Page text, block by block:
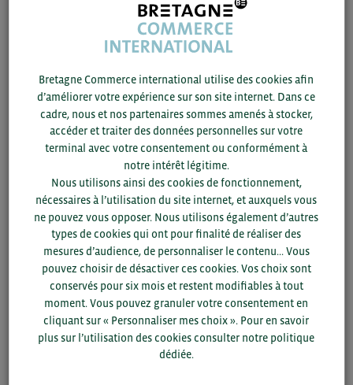
Jeudi 26 novembre 2020
14h00-16h00
M. Philippe BONNAFOUS
Responsable du pôle
d’action économique (PAE)
Mme Anne LÉVÉNEZ
Conseillère aux
entreprises
Mme Christelle FERRARI
Conseillère aux
entreprises
DRAAF – Direction
Régionale de
l’Alimentation, de
l’Agriculture et de la Forêt
de Bretagne
M. Denis AUBAULT
Coordonnateur régional
BREXIT
Bretagne Commerce international utilise des cookies afin
d’améliorer votre expérience sur son site internet. Dans ce
cadre, nous et nos partenaires sommes amenés à stocker,
accéder et traiter des données personnelles sur votre
terminal avec votre consentement ou conformément à
notre intérêt légitime.
Nous utilisons ainsi des cookies de fonctionnement,
nécessaires à l’utilisation du site internet, et auxquels vous
ne pouvez vous opposer. Nous utilisons également d’autres
types de cookies qui ont pour finalité de réaliser des
mesures d’audience, de personnaliser le contenu... Vous
pouvez choisir de désactiver ces cookies. Vos choix sont
conservés pour six mois et restent modifiables à tout
moment. Vous pouvez granuler votre consentement en
cliquant sur « Personnaliser mes choix ». Pour en savoir
plus sur l’utilisation des cookies consulter notre politique
dédiée.